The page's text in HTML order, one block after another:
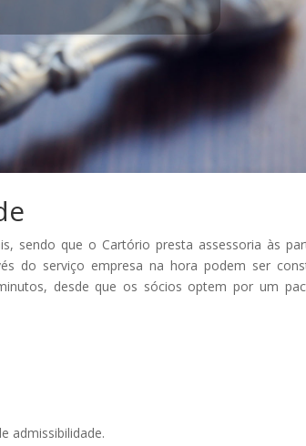
sendo que o Cartório presta assessoria às
do serviço empresa na hora podem ser
desde que os sócios optem por um
admissibilidade.